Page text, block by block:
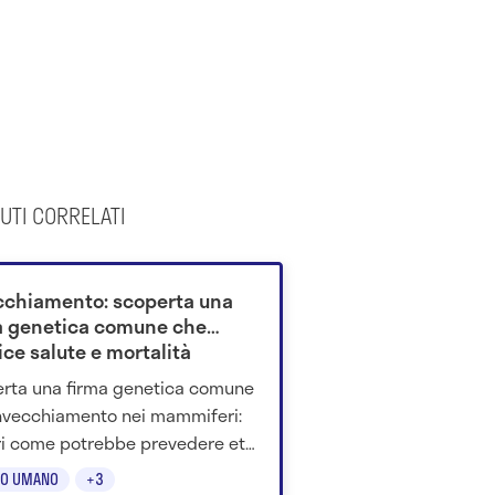
CORRELATI
UMANO +3
scoperta una
genetica comune che
salute e mortalità
una firma genetica comune
nei mammiferi:
come potrebbe prevedere età
malattie e mortalità.